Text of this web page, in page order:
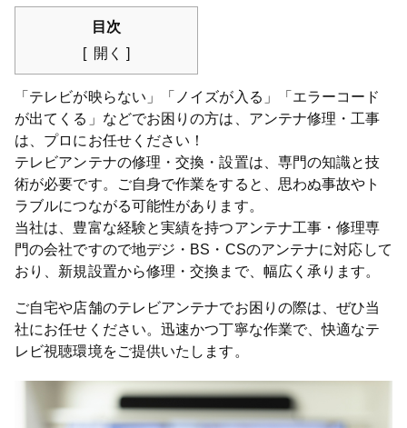
目次
開く
「テレビが映らない」「ノイズが入る」「エラーコード
が出てくる」などでお困りの方は、アンテナ修理・工事
は、プロにお任せください！
テレビアンテナの修理・交換・設置は、専門の知識と技
術が必要です。ご自身で作業をすると、思わぬ事故やト
ラブルにつながる可能性があります。
当社は、豊富な経験と実績を持つアンテナ工事・修理専
門の会社ですので地デジ・BS・CSのアンテナに対応して
おり、新規設置から修理・交換まで、幅広く承ります。
ご自宅や店舗のテレビアンテナでお困りの際は、ぜひ当
社にお任せください。迅速かつ丁寧な作業で、快適なテ
レビ視聴環境をご提供いたします。